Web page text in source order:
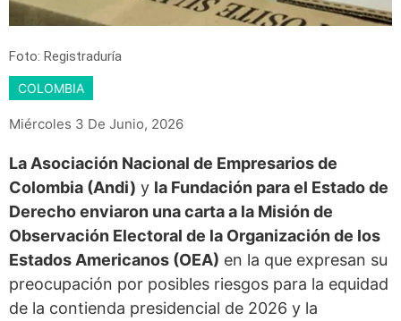
Foto: Registraduría
COLOMBIA
Miércoles 3 De Junio, 2026
La Asociación Nacional de Empresarios de
Colombia (Andi) y la Fundación para el Estado de
Derecho enviaron una carta a la Misión de
Observación Electoral de la Organización de los
Estados Americanos (OEA) en la que expresan su
preocupación por posibles riesgos para la equidad
de la contienda presidencial de 2026 y la